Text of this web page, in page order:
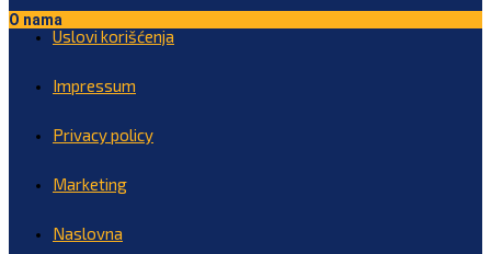
O nama
Uslovi korišćenja
Impressum
Privacy policy
Marketing
Naslovna